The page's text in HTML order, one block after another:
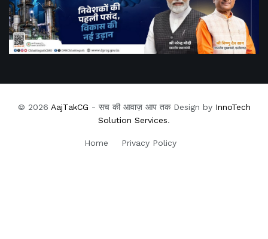
© 2026 AajTakCG - सच की आवाज़ आप तक Design by InnoTech
Solution Services.
Home Privacy Policy